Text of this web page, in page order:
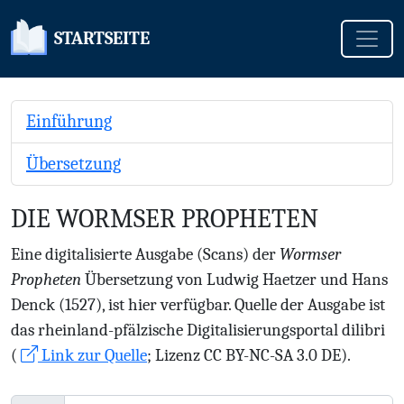
STARTSEITE
Einführung
Übersetzung
DIE WORMSER PROPHETEN
Eine digitalisierte Ausgabe (Scans) der Wormser
ProphetenÜbersetzung von Ludwig Haetzer und Hans
Denck (1527), ist hier verfügbar. Quelle der Ausgabe ist
das rheinland-pfälzische Digitalisierungsportal dilibri
(
Link zur Quelle; Lizenz CC BY-NC-SA 3.0 DE).